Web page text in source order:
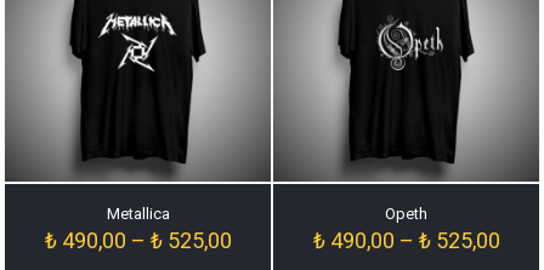
Metallica
₺490,00 – ₺525,00Fiyat
Opeth
₺490,00 – ₺525,00Fiyat